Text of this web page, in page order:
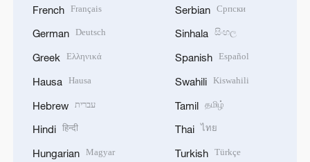
French Français
German Deutsch
Greek Ελληνικά
Hausa Hausa
Hebrew עברית
Hindi हिन्दी
Hungarian Magyar
Serbian Српски
Sinhala සිංහල
Spanish Español
Swahili Kiswahili
Tamil தமிழ்
Thai ไทย
Turkish Türkçe